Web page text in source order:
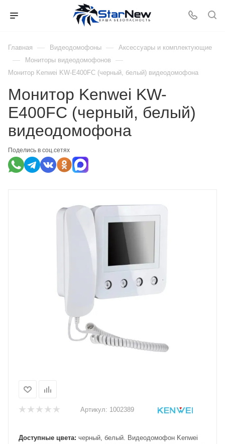
Главная — Видеодомофоны — Аксессуары и комплектующие
— Мониторы видеодомофонов —
Монитор Kenwei KW-E400FC (черный, белый) видеодомофона
Поделись в соц.сетях
Монитор Kenwei KW-
E400FC (черный, белый)
видеодомофона
Артикул: 1002389
Доступные цвета: черный, белый. Видеодомофон Kenwei